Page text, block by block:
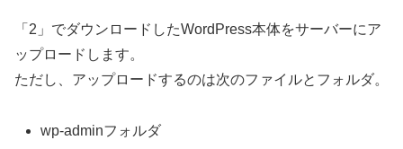
「2」でダウンロードしたWordPress本体をサーバーにア
ップロードします。
ただし、アップロードするのは次のファイルとフォルダ。
wp-adminフォルダ